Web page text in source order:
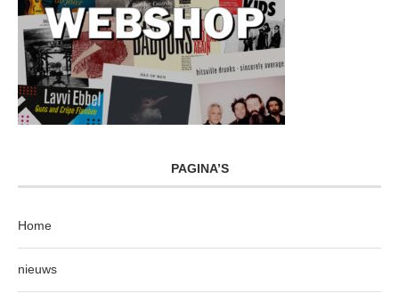
PAGINA’S
Home
nieuws